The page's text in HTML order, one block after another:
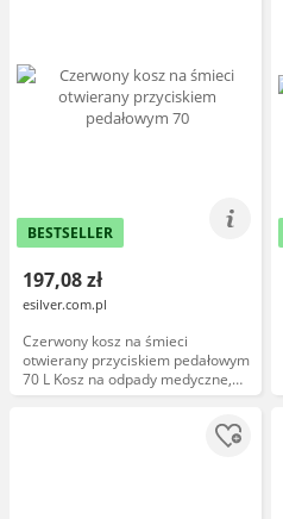
BESTSELLER
197,08 zł
esilver.com.pl
Czerwony kosz na śmieci
otwierany przyciskiem pedałowym
70 L Kosz na odpady medyczne,
Kosz do szpitala